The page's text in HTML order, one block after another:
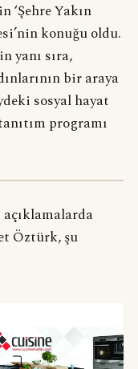
‘Şehre Yakın
konuğu oldu.
yanı sıra,
bir araya
sosyal hayat
programı
Öztürk, şu